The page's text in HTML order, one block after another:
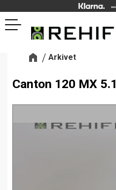
Meny
Arkivet
Canton 120 MX 5.1